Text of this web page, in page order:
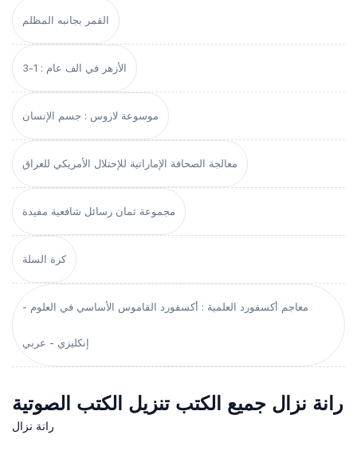
القمر بجانبه المظلم
الأزهر في الف عام : 1-3
موسوعة لاروس : جسم الإنسان
معالجة الصحافة الإماراتية للإحتلال الأمريكي للعراق
مجموعة ثمان رسائل شافعية مفيدة
كرة السلة
معاجم أكسفورد العلمية : أكسفورد القاموس الأساسي في العلوم -
إنكليزي - عربي
رانة نزال جميع الكتب تنزيل الكتب الصوتية
رانة نزال